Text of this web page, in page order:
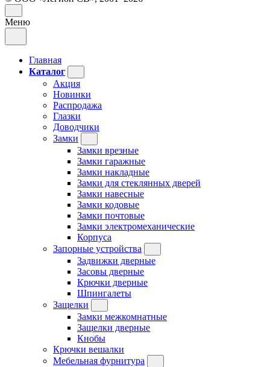
Меню
Главная
Каталог
Акция
Новинки
Распродажа
Глазки
Доводчики
Замки
Замки врезные
Замки гаражные
Замки накладные
Замки для стеклянных дверей
Замки навесные
Замки кодовые
Замки почтовые
Замки электромеханические
Корпуса
Запорные устройства
Задвижки дверные
Засовы дверные
Крючки дверные
Шпингалеты
Защелки
Замки межкомнатные
Защелки дверные
Кнобы
Крючки вешалки
Мебельная фурнитура